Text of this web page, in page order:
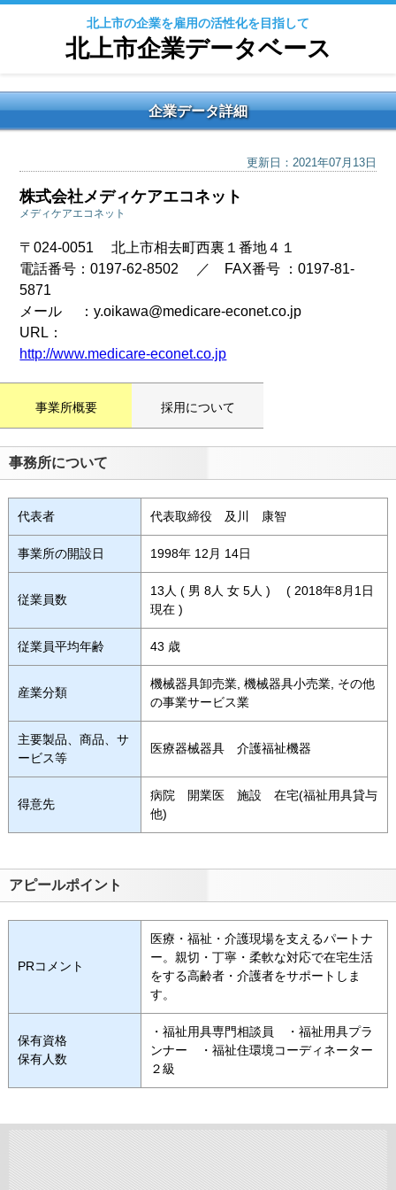
北上市の企業を雇用の活性化を目指して
北上市企業データベース
企業データ詳細
更新日：2021年07月13日
株式会社メディケアエコネット
メディケアエコネット
〒024-0051 北上市相去町西裏１番地４１
電話番号：0197-62-8502 ／ FAX番号 ：0197-81-
5871
メール ：y.oikawa@medicare-econet.co.jp
URL：
http://www.medicare-econet.co.jp
事業所概要 採用について
事務所について
代表者 代表取締役 及川 康智
事業所の開設日 1998年 12月 14日
従業員数
13人 ( 男 8人 女 5人 ) ( 2018年8月1日
現在 )
従業員平均年齢 43 歳
産業分類
機械器具卸売業, 機械器具小売業, その他
の事業サービス業
主要製品、商品、サ
ービス等
医療器械器具 介護福祉機器
得意先
病院 開業医 施設 在宅(福祉用具貸与
他)
アピールポイント
PRコメント
医療・福祉・介護現場を支えるパートナ
ー。親切・丁寧・柔軟な対応で在宅生活
をする高齢者・介護者をサポートしま
す。
保有資格
保有人数
・福祉用具専門相談員 ・福祉用具プラ
ンナー ・福祉住環境コーディネーター
２級